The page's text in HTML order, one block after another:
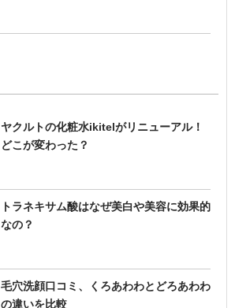
ヤクルトの化粧水ikitelがリニューアル！
どこが変わった？
トラネキサム酸はなぜ美白や美容に効果的
なの？
毛穴洗顔口コミ、くろあわわとどろあわわ
の違いを比較